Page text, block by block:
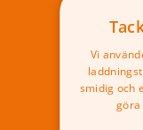
Vi
smidig och
göra